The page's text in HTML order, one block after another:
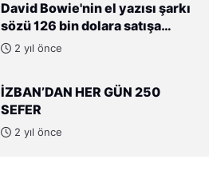
David Bowie'nin el yazısı şarkı
sözü 126 bin dolara satışa
çıkıyor
2 yıl önce
İZBAN’DAN HER GÜN 250
SEFER
2 yıl önce